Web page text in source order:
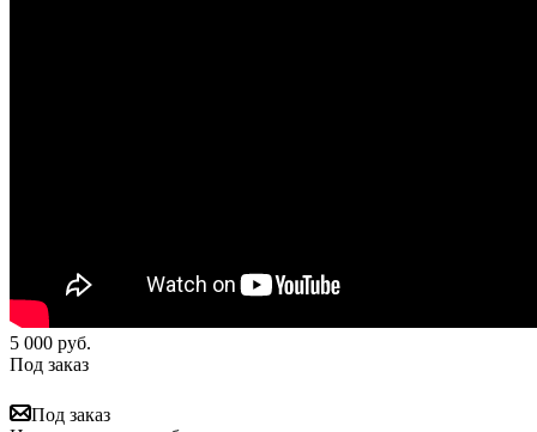
5 000 руб.
Под заказ
Под заказ